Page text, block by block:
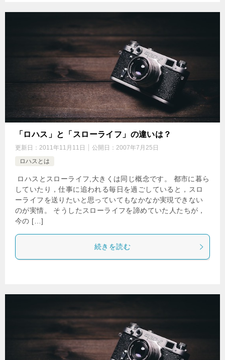
「ロハス」と「スローライフ」の違いは？
更新日： 2011年11月11日 公開日： 2007年7月25日
ロハスとは
ロハスとスローライフ,大きくは同じ概念です。 都市に暮ら
していたり，仕事に追われる毎日を過ごしていると，スロ
ーライフを送りたいと思っていてもなかなか実現できない
のが実情。 そうしたスローライフを諦めていた人たちが，
今の […]
続きを読む